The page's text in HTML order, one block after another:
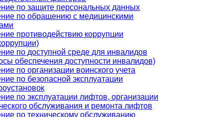
по защите персональных данных
по обращению с медицинскими
противодействию коррупции
по доступной среде для инвалидов
обеспечения доступности инвалидов)
по организации воинского учета
по безопасной эксплуатации
по эксплуатации лифтов, организации
обслуживания и ремонта лифтов
по техническому обслуживанию